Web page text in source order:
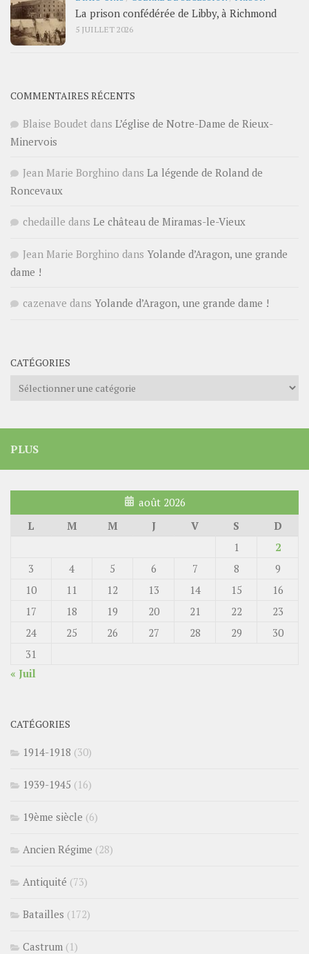
La prison confédérée de Libby, à Richmond
5 JUILLET 2026
COMMENTAIRES RÉCENTS
Blaise Boudet dans L’église de Notre-Dame de Rieux-
Minervois
Jean Marie Borghino dans La légende de Roland de
Roncevaux
chedaille dans Le château de Miramas-le-Vieux
Jean Marie Borghino dans Yolande d’Aragon, une grande
dame !
cazenave dans Yolande d’Aragon, une grande dame !
CATÉGORIES
Catégories
PLUS
août 2026
L
M M J V S
D
1
2
3
4 5 6 7 8
9
10
11 12 13 14 15
16
17
18 19 20 21 22
23
24
25 26 27 28 29
30
31
« Juil
CATÉGORIES
1914-1918 (30)
1939-1945 (16)
19ème siècle (6)
Ancien Régime (28)
Antiquité (73)
Batailles (172)
Castrum (1)